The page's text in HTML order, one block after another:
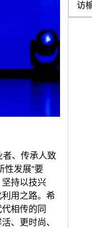
、传承人致
性发展”要
持以技兴
用之路。希
相传的同
、更时尚、
访